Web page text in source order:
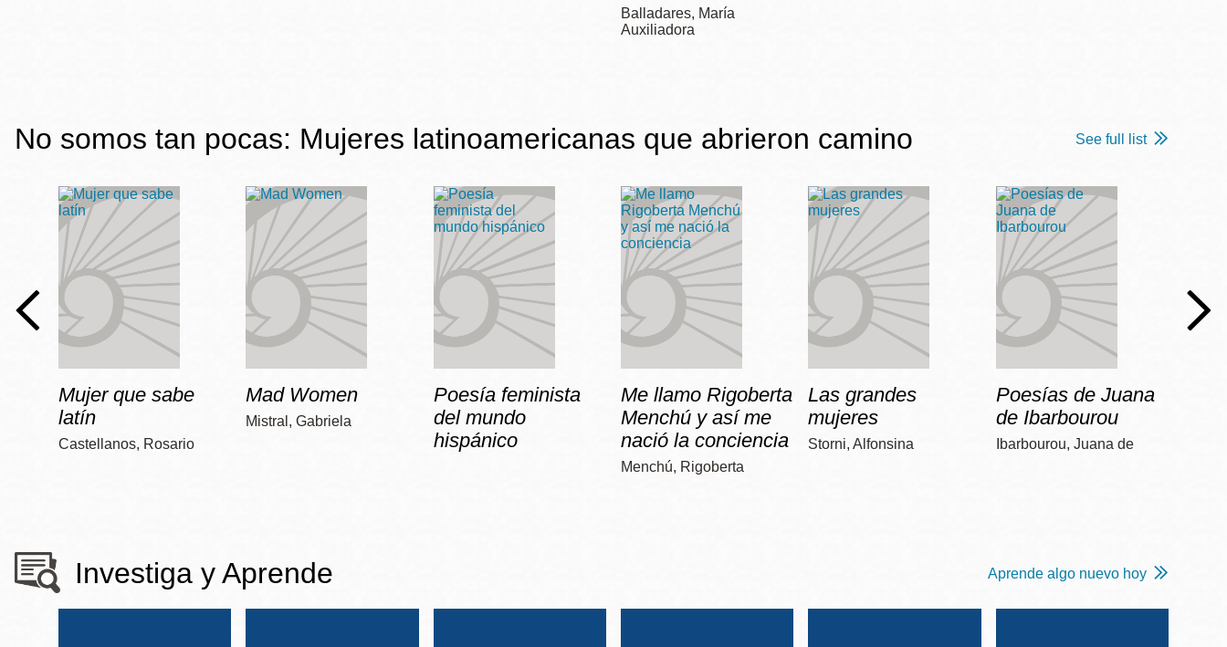
Balladares, María
Auxiliadora
No somos tan pocas: Mujeres latinoamericanas que abrieron camino See full list
Mujer que sabe
latín
Castellanos, Rosario
Mad Women
Mistral, Gabriela
Poesía feminista
del mundo
hispánico
Me llamo Rigoberta
Menchú y así me
nació la conciencia
Menchú, Rigoberta
Las grandes
mujeres
Storni, Alfonsina
Poesías de Juana
de Ibarbourou
Ibarbourou, Juana de
Investiga y Aprende Aprende algo nuevo hoy